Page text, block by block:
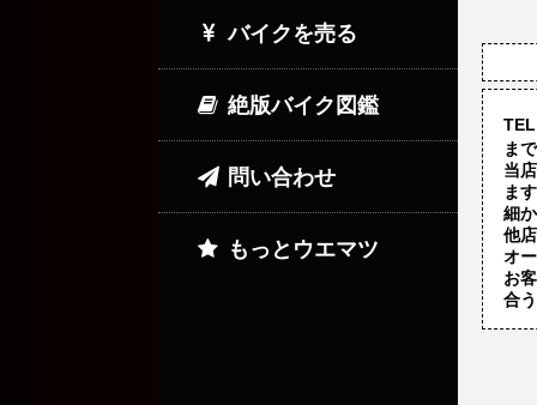
ま
当
ま
細
他
オ
お
合
バイクを売る
絶版バイク図鑑
問い合わせ
もっとウエマツ